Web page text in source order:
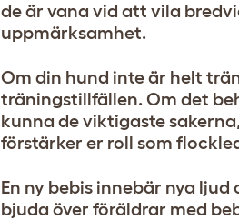
de är vana vid att vila
uppmärksamhet.
Om din hund inte är helt
träningstillfällen. Om det
kunna de viktigaste sakerna,
förstärker er roll som
En ny bebis innebär nya
bjuda över föräldrar med